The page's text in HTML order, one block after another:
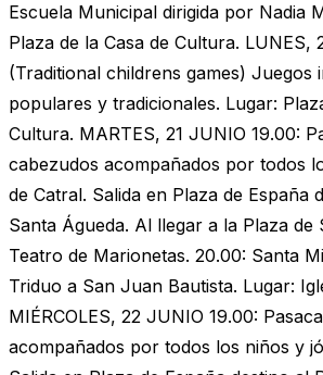
Escuela Municipal dirigida por Nadia
Plaza de la Casa de Cultura. LUNES,
(Traditional childrens games) Juegos
populares y tradicionales. Lugar:
Cultura. MARTES, 21 JUNIO 19.00:
cabezudos acompañados por todos
de Catral. Salida en Plaza de España
Santa Águeda. Al llegar a la Plaza de
Teatro de Marionetas. 20.00: Santa
Triduo a San Juan Bautista. Lugar:
MIÉRCOLES, 22 JUNIO 19.00:
acompañados por todos los niños y